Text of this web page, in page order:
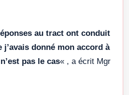
au tract ont conduit
donné mon accord à
pas le cas« , a écrit Mgr